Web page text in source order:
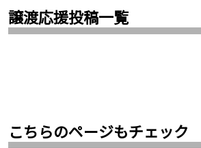
譲渡応援投稿一覧
こちらのページもチェック